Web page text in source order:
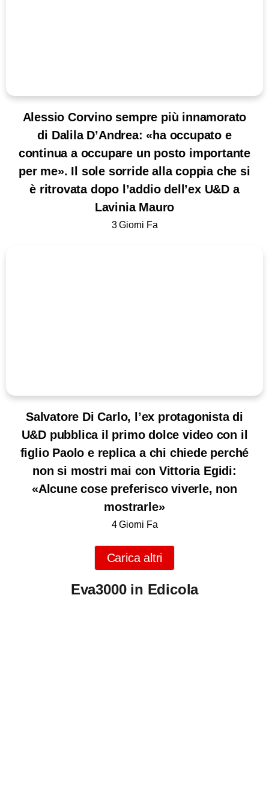
Alessio Corvino sempre più innamorato
di Dalila D’Andrea: «ha occupato e
continua a occupare un posto importante
per me». Il sole sorride alla coppia che si
è ritrovata dopo l’addio dell’ex U&D a
Lavinia Mauro
3 Giorni Fa
Salvatore Di Carlo, l’ex protagonista di
U&D pubblica il primo dolce video con il
figlio Paolo e replica a chi chiede perché
non si mostri mai con Vittoria Egidi:
«Alcune cose preferisco viverle, non
mostrarle»
4 Giorni Fa
Carica altri
Eva3000 in Edicola